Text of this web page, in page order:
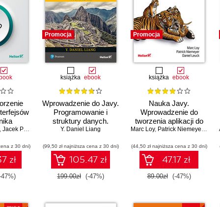
, Jacek Piechota
z 30 dni)
zł
Promocja
książka ebook
Wprowadzenie do Javy.
Programowanie i
struktury danych.
Wydanie XII
Y. Daniel Liang
(99,50 zł najniższa cena z 30 dni)
105.47 zł
199.00zł (-47%)
Promocja
książka ebook
Nauka Javy.
Wprowadzenie do
tworzenia aplikacji do
rzeczywistych
V
Marc Loy, Patrick Niemeyer ,
(44,50 zł najniższa cena z 30 dni)
47.17 zł
89.00zł (-47%)